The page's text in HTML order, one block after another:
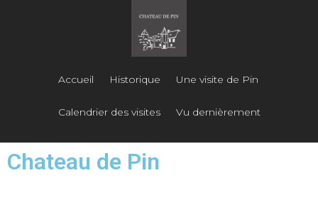
Accueil Historique Une visite de Pin
Calendrier des visites Vu dernièrement
Chateau de Pin